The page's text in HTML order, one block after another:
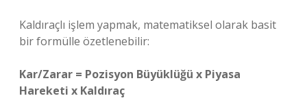
Kaldıraçlı işlem yapmak, matematiksel olarak basit
bir formülle özetlenebilir:
Kar/Zarar = Pozisyon Büyüklüğü x Piyasa
Hareketi x Kaldıraç